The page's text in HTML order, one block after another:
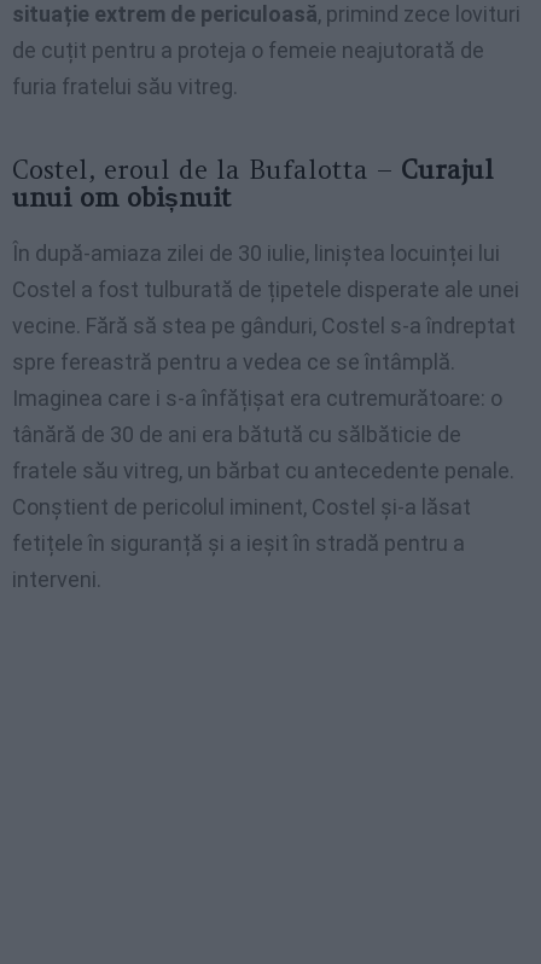
situație extrem de periculoasă, primind zece lovituri
de cuțit pentru a proteja o femeie neajutorată de
furia fratelui său vitreg.
Costel, eroul de la Bufalotta – Curajul
unui om obișnuit
În după-amiaza zilei de 30 iulie, liniștea locuinței lui
Costel a fost tulburată de țipetele disperate ale unei
vecine. Fără să stea pe gânduri, Costel s-a îndreptat
spre fereastră pentru a vedea ce se întâmplă.
Imaginea care i s-a înfățișat era cutremurătoare: o
tânără de 30 de ani era bătută cu sălbăticie de
fratele său vitreg, un bărbat cu antecedente penale.
Conștient de pericolul iminent, Costel și-a lăsat
fetițele în siguranță și a ieșit în stradă pentru a
interveni.